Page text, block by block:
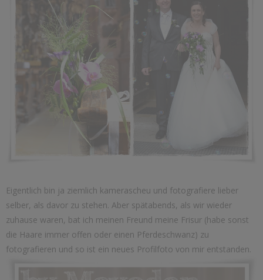
Eigentlich bin ja ziemlich kamerascheu und fotografiere lieber
selber, als davor zu stehen. Aber spätabends, als wir wieder
zuhause waren, bat ich meinen Freund meine Frisur (habe sonst
die Haare immer offen oder einen Pferdeschwanz) zu
fotografieren und so ist ein neues Profilfoto von mir entstanden.